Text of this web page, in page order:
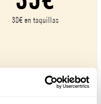
38€ en taquillas